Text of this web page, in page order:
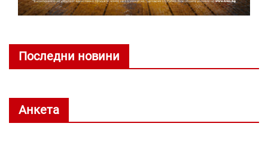
Последни новини
Анкета